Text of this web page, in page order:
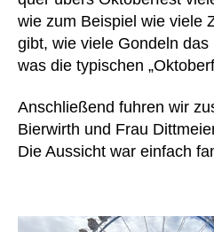
wie zum Beispiel wie viele
gibt, wie viele Gondeln
was die typischen
Anschließend fuhren wir
Bierwirth und Frau
Die Aussicht war einfach